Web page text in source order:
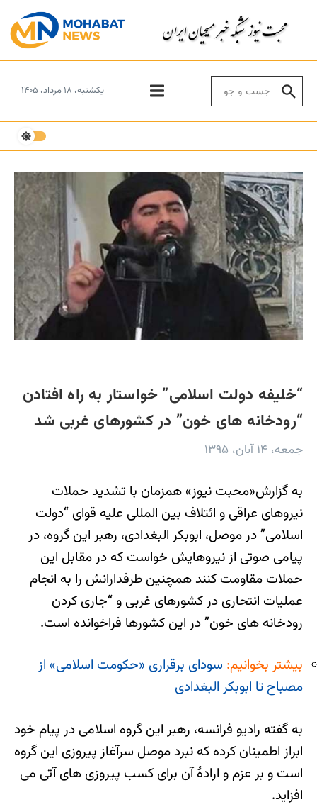
یکشنبه، ۱۸ مرداد، ۱۴۰۵
“خلیفه دولت اسلامی” خواستار به راه افتادن
“رودخانه های خون” در کشورهای غربی شد
جمعه، ۱۴ آبان، ۱۳۹۵
به گزارش«محبت نیوز» همزمان با تشدید حملات
نیروهای عراقی و ائتلاف بین المللی علیه قوای “دولت
اسلامی” در موصل، ابوبکر البغدادی، رهبر این گروه، در
پیامی صوتی از نیروهایش خواست که در مقابل این
حملات مقاومت کنند همچنین طرفدارانش را به انجام
عملیات انتحاری در کشورهای غربی و “جاری کردن
رودخانه های خون” در این کشورها فراخوانده است.
بیشتر بخوانیم: سودای برقراری «حکومت اسلامی» از
مصباح تا ابوبکر البغدادی
به گفته رادیو فرانسه، رهبر این گروه اسلامی در پیام خود
ابراز اطمینان کرده که نبرد موصل سرآغاز پیروزی این گروه
است و بر عزم و ارادۀ آن برای کسب پیروزی های آتی می
افزاید.